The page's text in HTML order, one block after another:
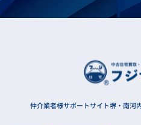
仲介業者様サポートサイト堺・南河